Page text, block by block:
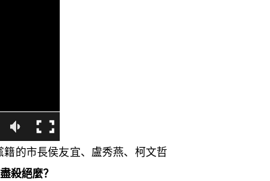
的市長侯友宜、盧秀燕、柯文哲
殺絕麼？